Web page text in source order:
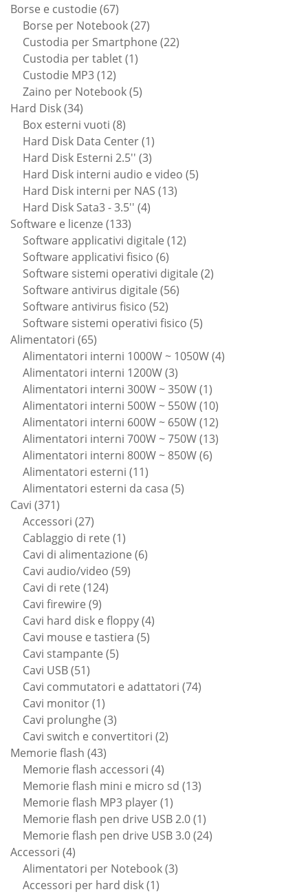
Borse e custodie 6767
prodotti
Borse per Notebook 2727
prodotti
Custodia per Smartphone 2222
Custodia per tablet 11
Custodie MP3 1212
prodotti
Zaino per Notebook 55
Hard Disk 3434
prodotti
Box esterni vuoti 88
prodotti
Hard Disk Data Center 11
prodotto
Hard Disk Esterni 2.5'' 33
prodotti
Hard Disk interni audio e video 55
Hard Disk interni per NAS 1313
Hard Disk Sata3 - 3.5'' 44
Software e licenze 133133
prodotti
Software applicativi digitale 1212
Software applicativi fisico 66
prodotti
Software sistemi operativi digitale 22
Software antivirus digitale 5656
Software antivirus fisico 5252
prodotti
Software sistemi operativi fisico 55
Alimentatori 6565
prodotti
Alimentatori interni 1000W ~ 1050W 44
Alimentatori interni 1200W 33
prodotti
Alimentatori interni 300W ~ 350W 11
prodotto
Alimentatori interni 500W ~ 550W 1010
prodotti
Alimentatori interni 600W ~ 650W 1212
prodotti
Alimentatori interni 700W ~ 750W 1313
Alimentatori interni 800W ~ 850W 66
Alimentatori esterni 1111
prodotti
Alimentatori esterni da casa 55
Cavi 371371
prodotti
Accessori 2727
prodotti
Cablaggio di rete 11
prodotto
Cavi di alimentazione 66
Cavi audio/video 5959
Cavi di rete 124124
Cavi firewire 99
prodotti
Cavi hard disk e floppy 44
Cavi mouse e tastiera 55
Cavi stampante 55
Cavi USB 5151
prodotti
Cavi commutatori e adattatori 7474
Cavi monitor 11
prodotto
Cavi prolunghe 33
prodotti
Cavi switch e convertitori 22
Memorie flash 4343
prodotti
Memorie flash accessori 44
prodotti
Memorie flash mini e micro sd 1313
Memorie flash MP3 player 11
prodotto
Memorie flash pen drive USB 2.0 11
prodotto
Memorie flash pen drive USB 3.0 2424
Accessori 44
prodotti
Alimentatori per Notebook 33
Accessori per hard disk 11